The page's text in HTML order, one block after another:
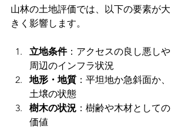
山林の土地評価では、以下の要素が大
きく影響します。
立地条件：アクセスの良し悪しや
周辺のインフラ状況
地形・地質 ：平坦地か急斜面か、
土壌の状態
樹木の状況 ：樹齢や木材としての
価値